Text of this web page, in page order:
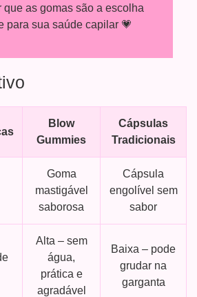
que as gomas são a escolha
para sua saúde capilar 💗
Blow
Gummies
Cápsulas
Tradicionais
Goma
mastigável
saborosa
Cápsula
engolível sem
sabor
Alta – sem
água,
prática e
agradável
Baixa – pode
grudar na
garganta